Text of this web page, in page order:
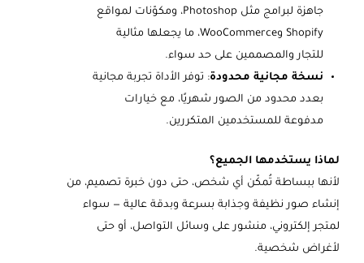
جاهزة لبرامج مثل Photoshop، ومكوّنات لمواقع
Shopify وWooCommerce، ما يجعلها مثالية
للتجار والمصممين على حد سواء.
نسخة مجانية محدودة: توفر الأداة تجربة مجانية
بعدد محدود من الصور شهريًا، مع خيارات
مدفوعة للمستخدمين المتكررين.
لماذا يستخدمها الجميع؟
لأنها ببساطة تُمكّن أي شخص، حتى دون خبرة تصميم، من
إنشاء صور نظيفة وجذابة بسرعة وبدقة عالية — سواء
لمتجر إلكتروني، منشور على وسائل التواصل، أو حتى
لأغراض شخصية.